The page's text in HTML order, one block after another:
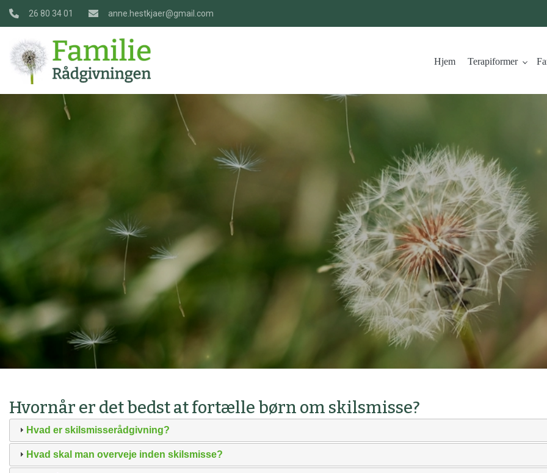
Gå
26 80 34 01 anne.hestkjaer@gmail.com
Hjem Terapiformer
Hvornår er det bedst at fortælle børn om skilsmisse?
Hvad er skilsmisserådgivning?
Hvad skal man overveje inden skilsmisse?